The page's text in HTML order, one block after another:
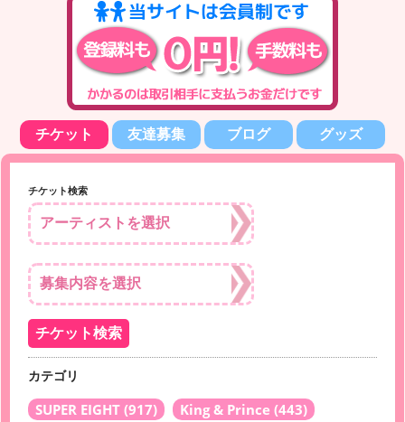
チケット 友達募集 ブログ グッズ
チケット検索
カテゴリ
SUPER EIGHT (917) King & Prince (443)